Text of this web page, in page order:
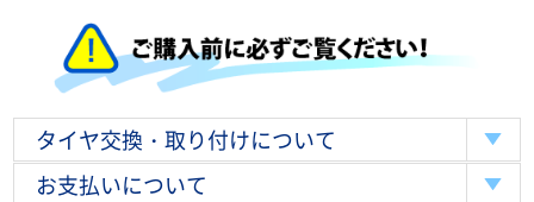
タイヤ交換・取り付けについて
お支払いについて